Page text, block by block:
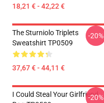
18,21 € - 42,22 €
The Sturniolo Triplets
Sweatshirt TP0509
37,67 € - 44,11 €
-20%
I Could Steal Your Girlfriend
-20%